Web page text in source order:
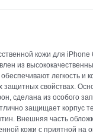
кожи для
из
легкость и
свойствах.
сделана из особого
защищает корпус
Внешняя часть
кожи с приятной на